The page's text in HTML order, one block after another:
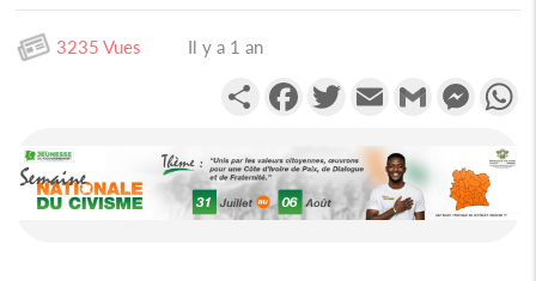
3235 Vues Il y a 1 an
PartagerFacebookTwitterEmail Gmail